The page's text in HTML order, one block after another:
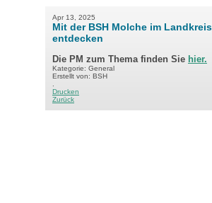
Apr 13, 2025
Mit der BSH Molche im
entdecken
Die PM zum Thema finden Sie hier.
Kategorie: General
Erstellt von: BSH
Drucken
Zurück